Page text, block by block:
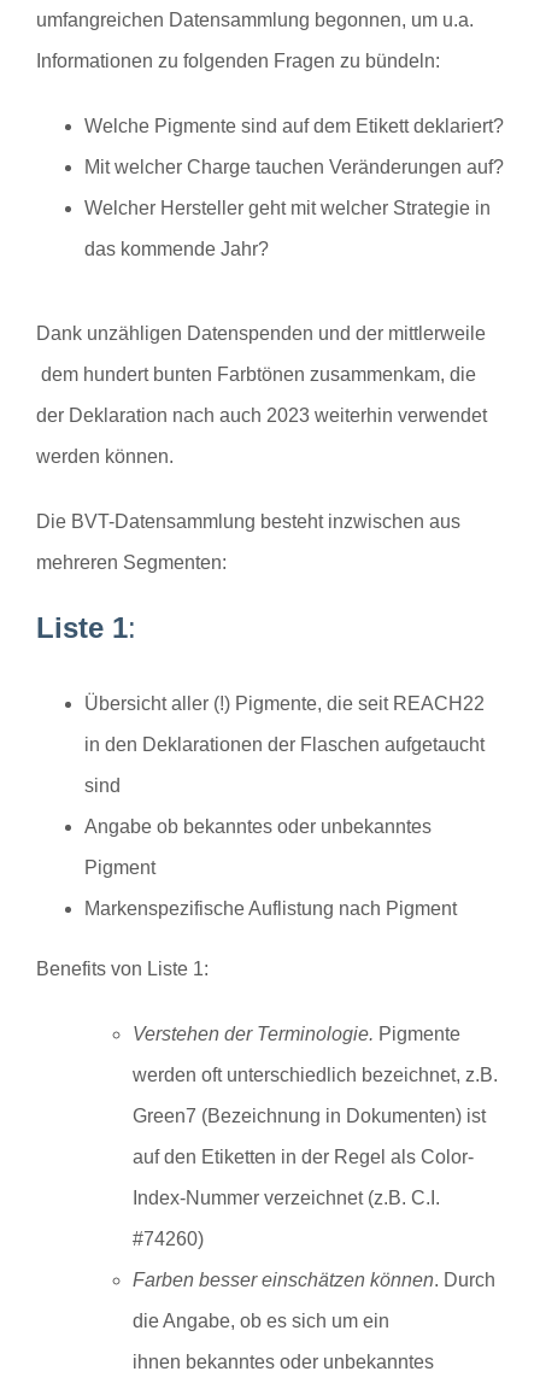
umfangreichen Datensammlung begonnen, um u.a.
Informationen zu folgenden Fragen zu bündeln:
Welche Pigmente sind auf dem Etikett deklariert?
Mit welcher Charge tauchen Veränderungen auf?
Welcher Hersteller geht mit welcher Strategie in
das kommende Jahr?
Dank unzähligen Datenspenden und der mittlerweile
dem hundert bunten Farbtönen zusammenkam, die
der Deklaration nach auch 2023 weiterhin verwendet
werden können.
Die BVT-Datensammlung besteht inzwischen aus
mehreren Segmenten:
Liste 1:
Übersicht aller (!) Pigmente, die seit REACH22
in den Deklarationen der Flaschen aufgetaucht
sind
Angabe ob bekanntes oder unbekanntes
Pigment
Markenspezifische Auflistung nach Pigment
Benefits von Liste 1:
Verstehen der Terminologie. Pigmente
werden oft unterschiedlich bezeichnet, z.B.
Green7 (Bezeichnung in Dokumenten) ist
auf den Etiketten in der Regel als Color-
Index-Nummer verzeichnet (z.B. C.I.
#74260)
Farben besser einschätzen können. Durch
die Angabe, ob es sich um ein
ihnen bekanntes oder unbekanntes